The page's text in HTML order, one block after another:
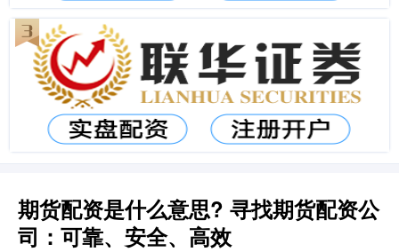
期货配资是什么意思? 寻找期货配资公
司：可靠、安全、高效